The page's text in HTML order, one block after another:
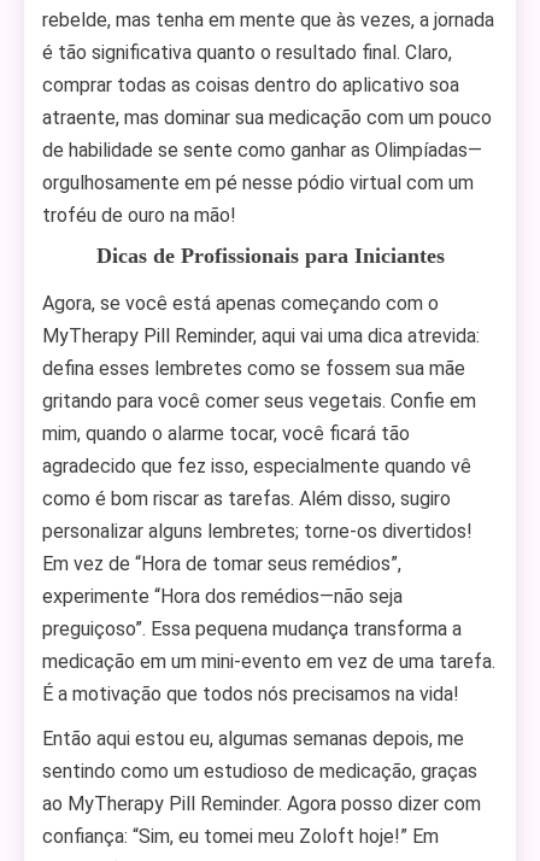
rebelde, mas tenha em mente que às vezes, a jornada
é tão significativa quanto o resultado final. Claro,
comprar todas as coisas dentro do aplicativo soa
atraente, mas dominar sua medicação com um pouco
de habilidade se sente como ganhar as Olimpíadas—
orgulhosamente em pé nesse pódio virtual com um
troféu de ouro na mão!
Dicas de Profissionais para Iniciantes
Agora, se você está apenas começando com o
MyTherapy Pill Reminder, aqui vai uma dica atrevida:
defina esses lembretes como se fossem sua mãe
gritando para você comer seus vegetais. Confie em
mim, quando o alarme tocar, você ficará tão
agradecido que fez isso, especialmente quando vê
como é bom riscar as tarefas. Além disso, sugiro
personalizar alguns lembretes; torne-os divertidos!
Em vez de “Hora de tomar seus remédios”,
experimente “Hora dos remédios—não seja
preguiçoso”. Essa pequena mudança transforma a
medicação em um mini-evento em vez de uma tarefa.
É a motivação que todos nós precisamos na vida!
Então aqui estou eu, algumas semanas depois, me
sentindo como um estudioso de medicação, graças
ao MyTherapy Pill Reminder. Agora posso dizer com
confiança: “Sim, eu tomei meu Zoloft hoje!” Em